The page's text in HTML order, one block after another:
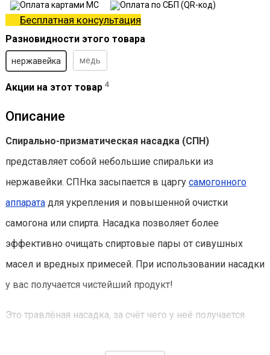
Бесплатная консультация
Разновидности этого товара
нержавейка медь
Акции на этот товар 4
Описание
Спирально-призматическая насадка (СПН)
представляет собой небольшие спиральки из
нержавейки. СПНка засыпается в царгу самогонного
аппарата для укрепления и повышенной очистки
самогона или спирта. Насадка позволяет более
эффективно очищать спиртовые пары от сивушных
масел и вредных примесей. При использовании насадки
у вас получается чистейший продукт!
Это травлёная насадка, за счёт чего у неё получается